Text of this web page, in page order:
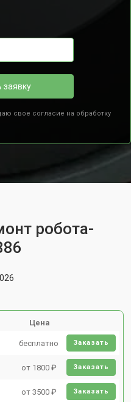
заявку
свое согласие на обработку
робота-
Цена
бесплатно Заказать
от 1800 ₽ Заказать
от 3500 ₽ Заказать